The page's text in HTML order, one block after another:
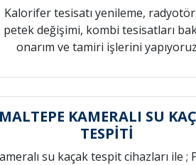
Kalorifer tesisatı yenileme,
petek değişimi, kombi tesisatları
onarım ve tamiri işlerini yapıyoruz
MALTEPE KAMERALI SU
TESPİTİ
su kaçak tespit cihazları ile ;